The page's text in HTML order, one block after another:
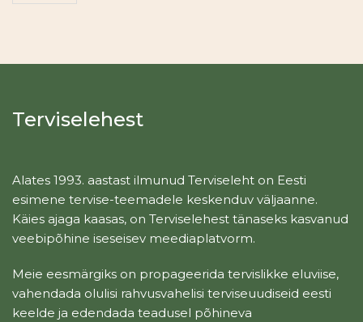
Terviselehest
Alates 1993. aastast ilmunud Terviseleht on Eesti
esimene tervise-teemadele keskenduv väljaanne.
Käies ajaga kaasas, on Terviselehest tänaseks kasvanud
veebipõhine iseseisev meediaplatvorm.
Meie eesmärgiks on propageerida tervislikke eluviise,
vahendada olulisi rahvusvahelisi terviseuudiseid eesti
keelde ja edendada teadusel põhineva